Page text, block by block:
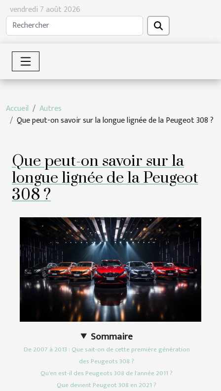
vendredi 7 août 2026
Accueil
Autres
Que peut-on savoir sur la longue lignée de la Peugeot 308 ?
Que peut-on savoir sur la
longue lignée de la Peugeot
308 ?
Sommaire
De 2007 à 2013 : Que sait-on de cette première génération
des Peugeots 308 ?
Qu'en est-il des Peugeots 308 de l'année 2011 ?
Que devient Peugeot 308 en 2021 ?